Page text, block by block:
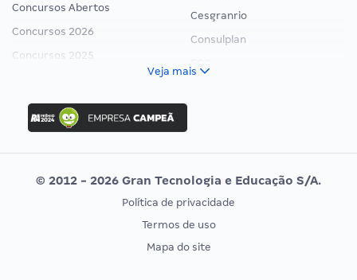
Concursos Abertos
Concursos 2026
Concursos 2025
Concurso Ibama
Concurso MPU
Editais publicados
Cesgranrio
Consulplan
Vunesp
CONCURSOS POR PROFISSÃO
EXAME DE ORDEM
Veja mais
© 2012 - 2026 Gran Tecnologia e Educação S/A.
Política de privacidade
Termos de uso
Mapa do site